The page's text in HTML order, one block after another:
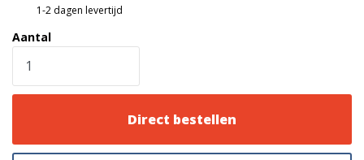
1-2 dagen levertijd
Aantal
Direct bestellen